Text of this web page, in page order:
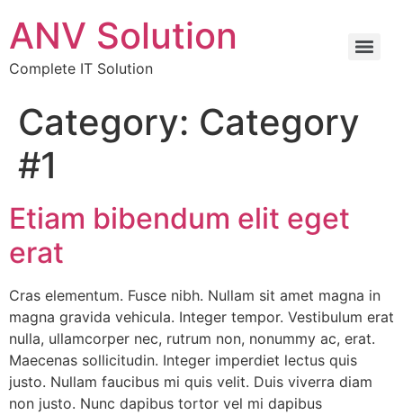
ANV Solution
Complete IT Solution
Category: Category
#1
Etiam bibendum elit eget
erat
Cras elementum. Fusce nibh. Nullam sit amet magna in
magna gravida vehicula. Integer tempor. Vestibulum erat
nulla, ullamcorper nec, rutrum non, nonummy ac, erat.
Maecenas sollicitudin. Integer imperdiet lectus quis
justo. Nullam faucibus mi quis velit. Duis viverra diam
non justo. Nunc dapibus tortor vel mi dapibus